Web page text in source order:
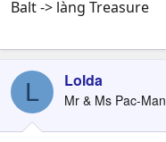
Balt -> làng Treasure
L Lolda
Mr & Ms Pac-Man